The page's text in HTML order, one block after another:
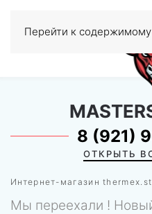
Перейти к содержимому
0
Интернет-магазин
8 (921)
ОТКРЫТЬ
Мы переехали !